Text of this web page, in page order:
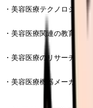
・美容医療テクノロジー企
・美容医療関連の教育機
・美容医療のリサーチ・
・美容医療機器メーカーで